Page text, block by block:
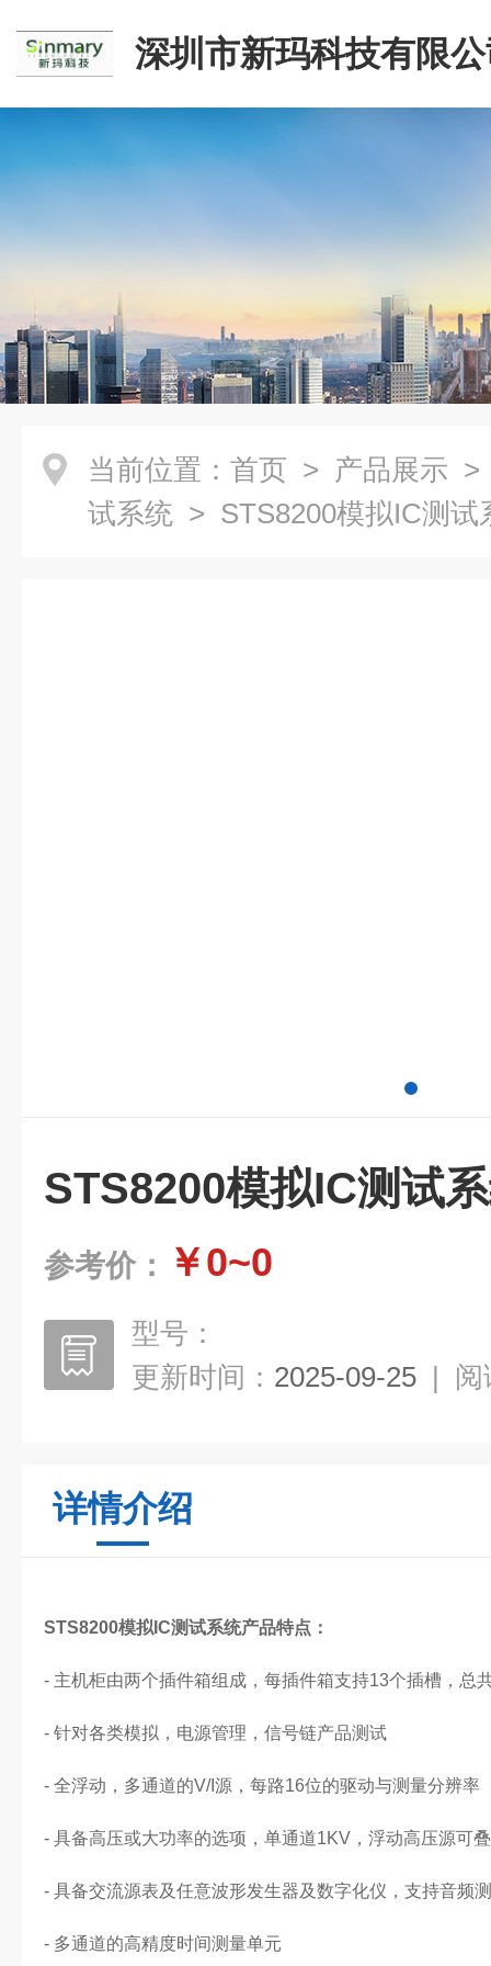
深圳市新玛科技有限
当前位置： 首页 > 产品展示
试系统 > STS8200模拟IC测试
STS8200模拟IC测试
参考价： ￥0~0
型号：
更新时间： 2025-09-25 | 阅
详情介绍
STS8200模拟IC测试系统产品特点：
- 主机柜由两个插件箱组成，每插件箱支持13个插槽，总
- 针对各类模拟，电源管理，信号链产品测试
- 全浮动，多通道的V/I源，每路16位的驱动与测量分辨率
- 具备高压或大功率的选项，单通道1KV，浮动高压源可
- 具备交流源表及任意波形发生器及数字化仪，支持音频
- 多通道的高精度时间测量单元